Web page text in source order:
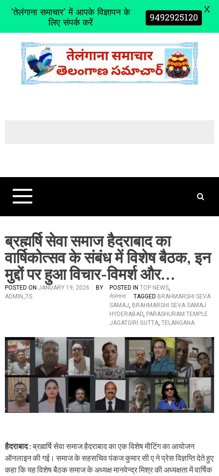
t
ब्रह्मर्षि सेवा समाज हैदराबाद का
वार्षिकोत्सव के संबंध में विशेष बैठक, इन
मुद्दों पर हुआ विचार-विमर्श और…
POSTED ON JANUARY 19, 2026
BY
ADMIN_TS
POSTED IN TOP NEWS,
तेलंगाना
TAGGED BRAHMARSHI SEVA
SAMAJ, BRAHMARSHI SEVA SAMAJ
HYDERABAD, PARASHURAM TEMPLE
JAGATGIRI GUTTA, TELANGANA
हैदराबाद: ब्रह्मर्षि सेवा समाज हैदराबाद का एक विशेष मीटिंग का आयोजन
ऑनलाइन की गई। समाज के सहसचिव पंकज कुमार सी ए ने प्रेस विज्ञप्ति देते हुए
कहा कि यह विशेष बैठक समाज के अध्यक्ष मानवेन्द्र मिश्र की अध्यक्षता में वार्षिक
'तेलंगाना समाचार' में आपके विज्ञापन के
लिए संपर्क करें 9492925120 X